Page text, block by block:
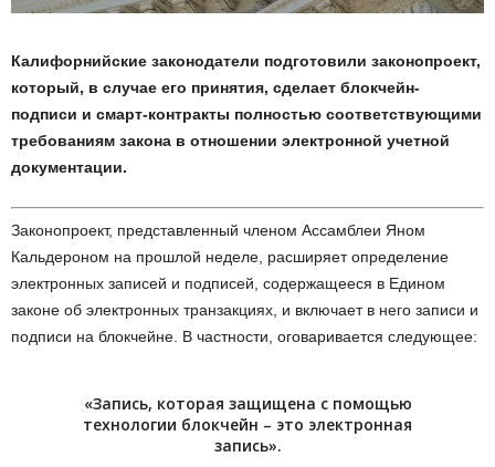
Калифорнийские законодатели подготовили законопроект,
который, в случае его принятия, сделает блокчейн-
подписи и смарт-контракты полностью соответствующими
требованиям закона в отношении электронной учетной
документации.
Законопроект, представленный членом Ассамблеи Яном
Кальдероном на прошлой неделе, расширяет определение
электронных записей и подписей, содержащееся в Едином
законе об электронных транзакциях, и включает в него записи и
подписи на блокчейне. В частности, оговаривается следующее:
«Запись, которая защищена с помощью
технологии блокчейн – это электронная
запись».